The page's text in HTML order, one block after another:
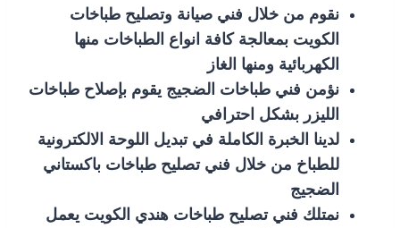
نقوم من خلال فني صيانة وتصليح طباخات
الكويت بمعالجة كافة انواع الطباخات منها
الكهربائية ومنها الغاز
نؤمن فني طباخات الضجيج يقوم بإصلاح طباخات
الليزر بشكل احترافي
لدينا الخبرة الكاملة في تبديل اللوحة الالكترونية
للطباخ من خلال فني تصليح طباخات باكستاني
الضجيج
نمتلك فني تصليح طباخات هندي الكويت يعمل